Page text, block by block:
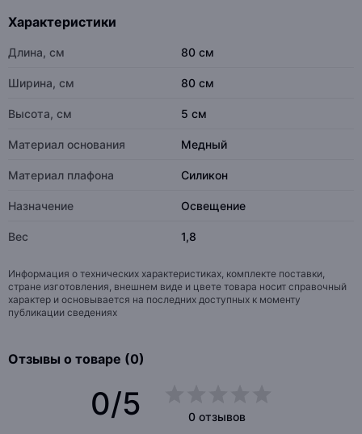
Характеристики
Длина, см 80 см
Ширина, см 80 см
Высота, см 5 см
Материал основания Медный
Материал плафона Силикон
Назначение Освещение
Вес 1,8
Информация о технических характеристиках, комплекте поставки,
стране изготовления, внешнем виде и цвете товара носит справочный
характер и основывается на последних доступных к моменту
публикации сведениях
Отзывы о товаре (0)
0/5
0 отзывов